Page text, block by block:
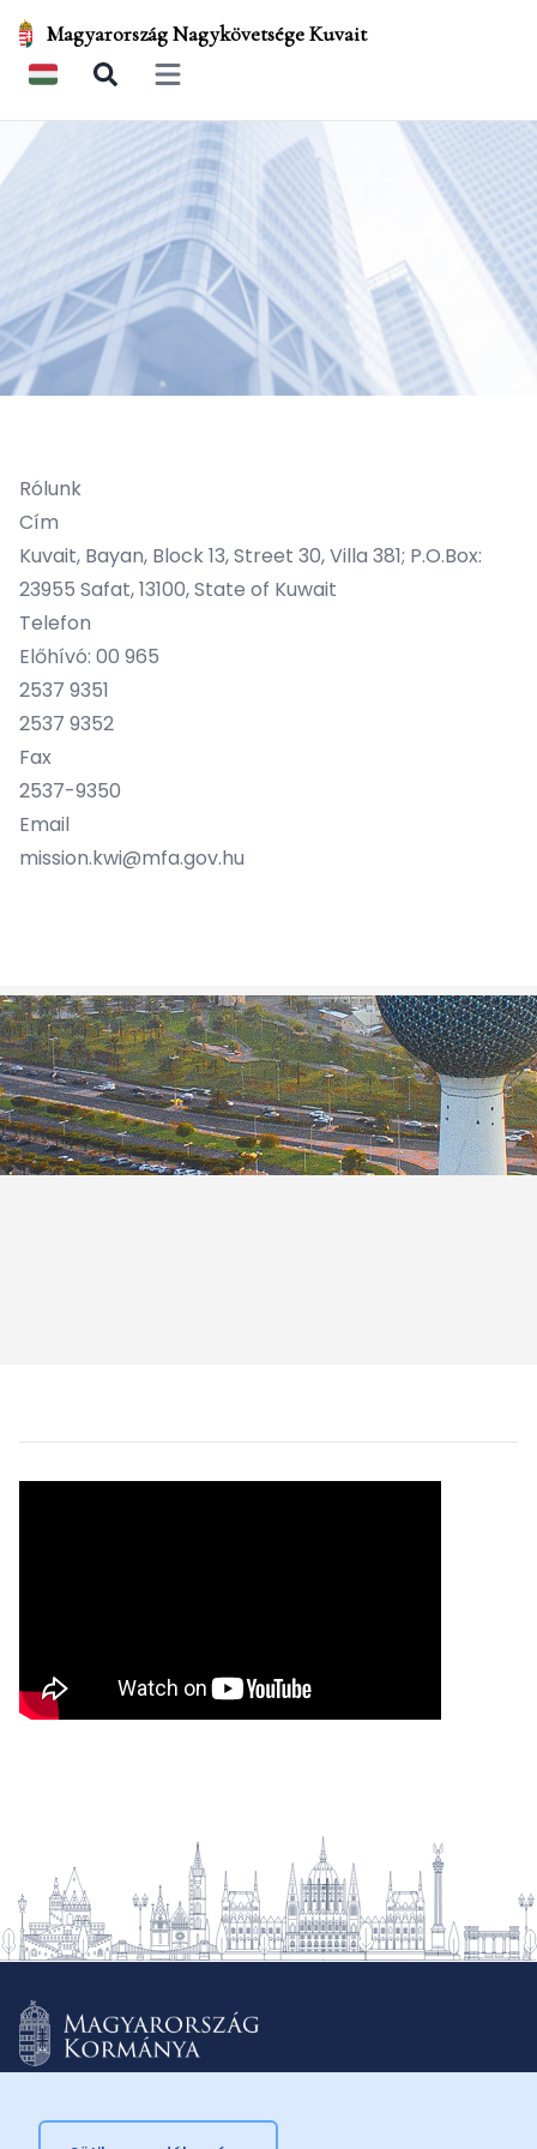
Magyarország Nagykövetsége Kuvait
Open main menu
Rólunk
Cím
Kuvait, Bayan, Block 13, Street 30, Villa 381; P.O.Box:
23955 Safat, 13100, State of Kuwait
Telefon
Előhívó: 00 965
2537 9351
2537 9352
Fax
2537-9350
Email
mission.kwi@mfa.gov.hu